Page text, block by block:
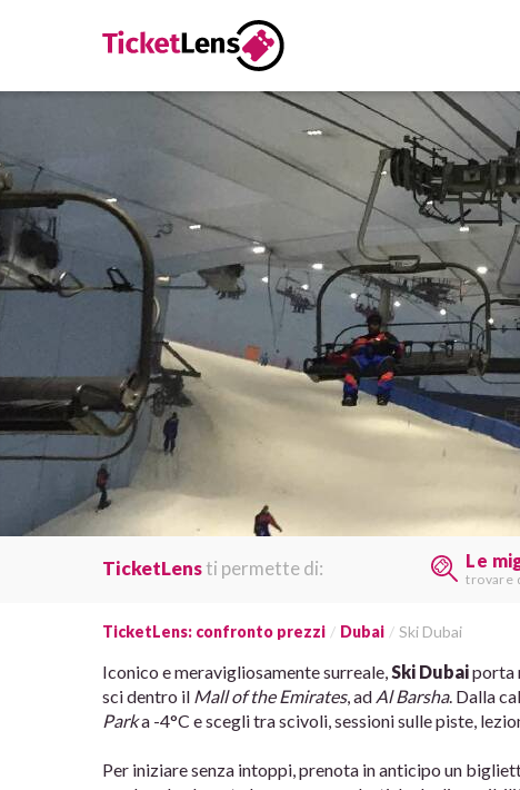
TicketLensti permette di: Le
trovare
TicketLens: confronto prezzi Dubai Ski Dubai
Iconico e meravigliosamente surreale, Ski Dubaiporta
sci dentro il Mall of the Emirates, ad Al Barsha. Dalla
Parka -4°C e scegli tra scivoli, sessioni sulle piste,
Per iniziare senza intoppi, prenota in anticipo un